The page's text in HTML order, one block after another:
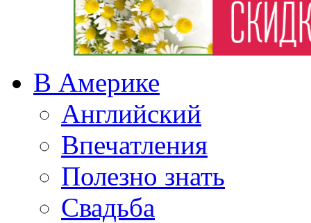
В Америке
Английский
Впечатления
Полезно знать
Свадьба